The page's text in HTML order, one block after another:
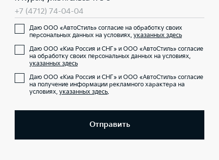
+7 (4712) 74-04-04
Даю ООО «АвтоСтиль» согласие на обработку своих
персональных данных на условиях, указанных здесь
Даю ООО «Киа Россия и СНГ» и ООО «АвтоСтиль» согласие
на обработку своих персональных данных на условиях,
указанных здесь
Даю ООО «Киа Россия и СНГ» и ООО «АвтоСтиль» согласие
на получение информации рекламного характера на
условиях, указанных здесь.
Отправить